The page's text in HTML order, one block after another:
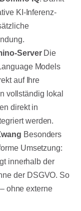
KI-Inferenz-
ServerDie
Models
auf Ihre
vollständig lokal
direkt in
werden.
Besonders
Umsetzung:
innerhalb der
der DSGVO. So
ohne externe